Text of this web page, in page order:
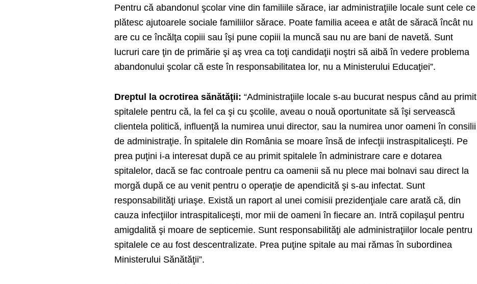
Pentru că abandonul şcolar vine din familiile sărace, iar administraţiile locale sunt cele ce
plătesc ajutoarele sociale familiilor sărace. Poate familia aceea e atât de săracă încât nu
are cu ce încălţa copiii sau îşi pune copiii la muncă sau nu are bani de navetă. Sunt
lucruri care ţin de primărie şi aş vrea ca toţi candidaţii noştri să aibă în vedere problema
abandonului şcolar că este în responsabilitatea lor, nu a Ministerului Educaţiei”.
Dreptul la ocrotirea sănătăţii: “Administraţiile locale s-au bucurat nespus când au primit
spitalele pentru că, la fel ca şi cu şcolile, aveau o nouă oportunitate să îşi servească
clientela politică, influenţă la numirea unui director, sau la numirea unor oameni în consilii
de administraţie. În spitalele din România se moare însă de infecţii instraspitaliceşti. Pe
prea puţini i-a interesat după ce au primit spitalele în administrare care e dotarea
spitalelor, dacă se fac controale pentru ca oamenii să nu plece mai bolnavi sau direct la
morgă după ce au venit pentru o operaţie de apendicită şi s-au infectat. Sunt
responsabilităţi uriaşe. Există un raport al unei comisii prezidenţiale care arată că, din
cauza infecţiilor intraspitaliceşti, mor mii de oameni în fiecare an. Intră copilaşul pentru
amigdalită şi moare de septicemie. Sunt responsabilităţi ale administraţiilor locale pentru
spitalele ce au fost descentralizate. Prea puţine spitale au mai rămas în subordinea
Ministerului Sănătăţii”.